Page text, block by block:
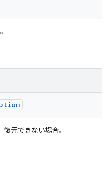
元できない場合。